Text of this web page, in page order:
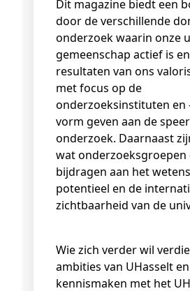
Dit magazine biedt een
door de verschillende
onderzoek waarin onze
gemeenschap actief is
resultaten van ons
met focus op de
onderzoeksinstituten en
vorm geven aan de
onderzoek. Daarnaast
wat onderzoeksgroepen
bijdragen aan het
potentieel en de
zichtbaarheid van de
Wie zich verder wil
ambities van UHasselt
kennismaken met het